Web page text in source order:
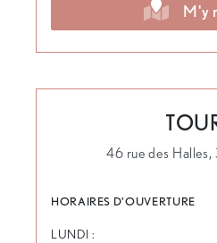
M'y
46 rue des
HORAIRES D'OUVERTURE
LUNDI :